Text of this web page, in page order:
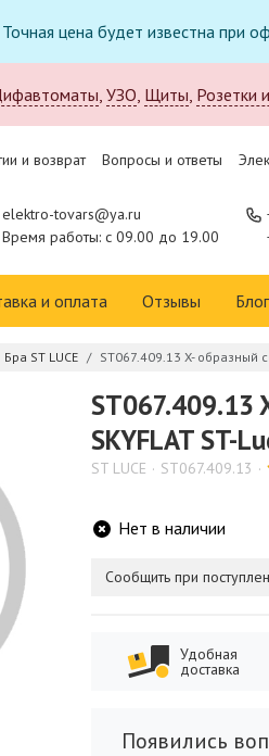
цена будет известна
, УЗО, Щиты, Розетки
и возврат Вопросы и ответы
elektro-tovars@ya.ru
Время работы: с 09.00 до 19.00
и оплата Отзывы Блог
Бра ST LUCE ST067.409.13 X- образный
ST067.409.13
SKYFLAT ST-
ST LUCE ST067.409.13
Нет в наличии
Сообщить при
Удобная
доставка
Появились